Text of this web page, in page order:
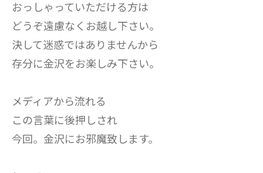
おっしゃっていただける方は
どうぞ遠慮なくお越し下さい。
決して迷惑ではありませんから
存分に金沢をお楽しみ下さい。
メディアから流れる
この言葉に後押しされ
今回。金沢にお邪魔致します。